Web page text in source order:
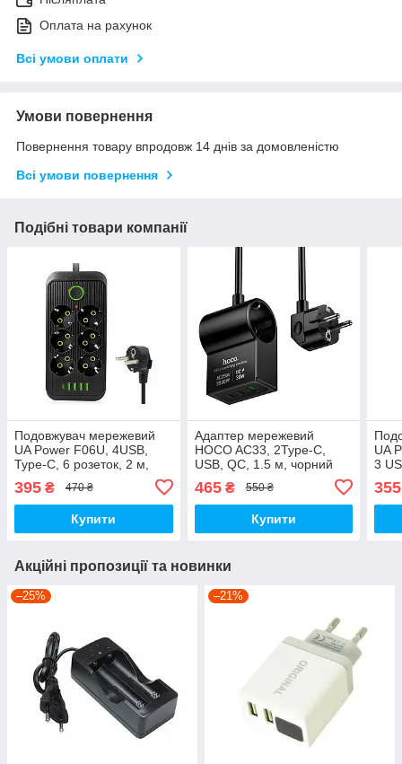
Оплата на рахунок
Всі умови оплати
Умови повернення
Повернення товару впродовж 14 днів за домовленістю
Всі умови повернення
Подібні товари компанії
Подовжувач мережевий
UA Power F06U, 4USB,
Type-C, 6 розеток, 2 м,
395 ₴ 470 ₴
Купити
Адаптер мережевий
HOCO AC33, 2Type-C,
USB, QC, 1.5 м, чорний
465₴ 550 ₴
Купити
UA
3
355
Акційні пропозиції та новинки
–25% –21%